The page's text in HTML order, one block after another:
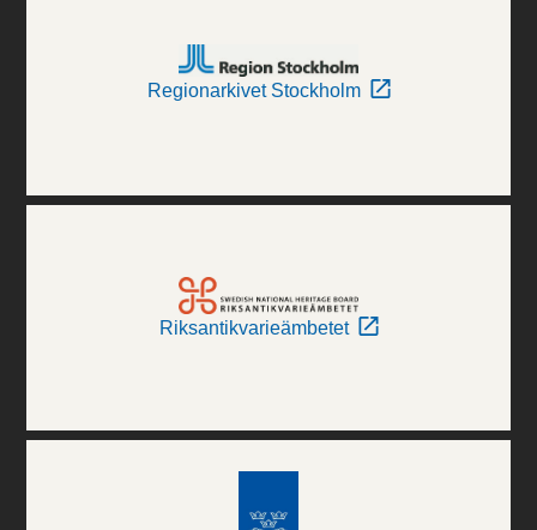
Regionarkivet Stockholm
Riksantikvarieämbetet